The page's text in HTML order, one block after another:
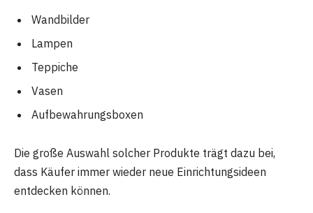
Wandbilder
Lampen
Teppiche
Vasen
Aufbewahrungsboxen
Die große Auswahl solcher Produkte trägt dazu bei,
dass Käufer immer wieder neue Einrichtungsideen
entdecken können.